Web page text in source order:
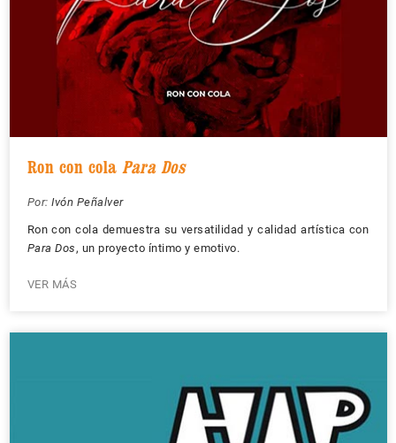
Ron con cola Para Dos
Por: Ivón Peñalver
Ron con cola demuestra su versatilidad y calidad artística con
Para Dos, un proyecto íntimo y emotivo.
VER MÁS